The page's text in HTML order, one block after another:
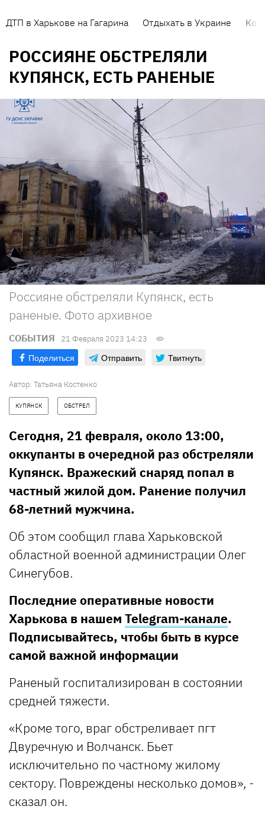
ДТП в Харькове на Гагарина Отдыхать в Украине
РОССИЯНЕ ОБСТРЕЛЯЛИ
КУПЯНСК, ЕСТЬ РАНЕНЫЕ
Россияне обстреляли Купянск, есть
раненые. Фото архивное
СОБЫТИЯ 21 Февраля 2023 14:23
Поделиться Отправить Твитнуть
Автор: Татьяна Костенко
КУПЯНСК ОБСТРЕЛ
Сегодня, 21 февраля, около 13:00,
оккупанты в очередной раз обстреляли
Купянск. Вражеский снаряд попал в
частный жилой дом. Ранение получил
68-летний мужчина.
Об этом сообщил глава Харьковской
областной военной администрации Олег
Синегубов.
Последние оперативные новости
Харькова в нашем Telegram-канале.
Подписывайтесь, чтобы быть в курсе
самой важной информации
Раненый госпитализирован в состоянии
средней тяжести.
«Кроме того, враг обстреливает пгт
Двуречную и Волчанск. Бьет
исключительно по частному жилому
сектору. Повреждены несколько домов», -
сказал он.